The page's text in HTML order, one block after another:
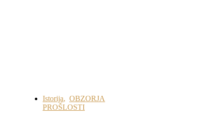
Istorija, OBZORJA
PROŠLOSTI